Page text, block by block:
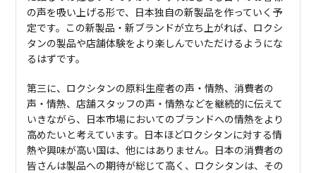
の声を吸い上げる形で、日本独自の新製品を作っていく予
定です。この新製品・新ブランドが立ち上がれば、ロクシ
タンの製品や店舗体験をより楽しんでいただけるようにな
るはずです。
第三に、ロクシタンの原料生産者の声・情熱、消費者の
声・情熱、店舗スタッフの声・情熱などを継続的に伝えて
いきながら、日本市場においてのブランドへの情熱をより
高めたいと考えています。日本ほどロクシタンに対する情
熱や興味が高い国は、他にはありません。日本の消費者の
皆さんは製品への期待が総じて高く、ロクシタンは、その